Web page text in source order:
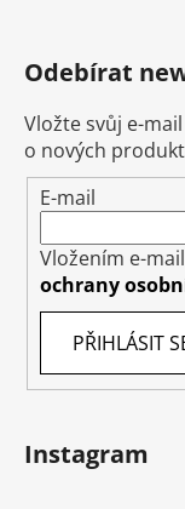
Odebírat
Vložte svůj e-
o nových
E-mail
Vložením e-
ochrany
PŘIHLÁSIT
Instagram